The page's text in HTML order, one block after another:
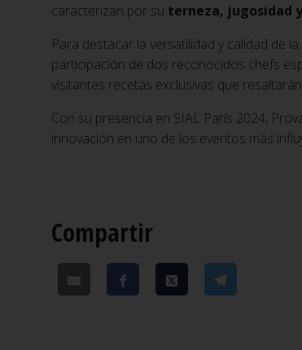
caracterizan por su terneza, jugosidad
Para destacar la versatilidad y calidad de
participación de dos reconocidos chefs
visitantes recetas exclusivas que
Con su presencia en SIAL París 2024,
innovación en uno de los eventos más
Compartir